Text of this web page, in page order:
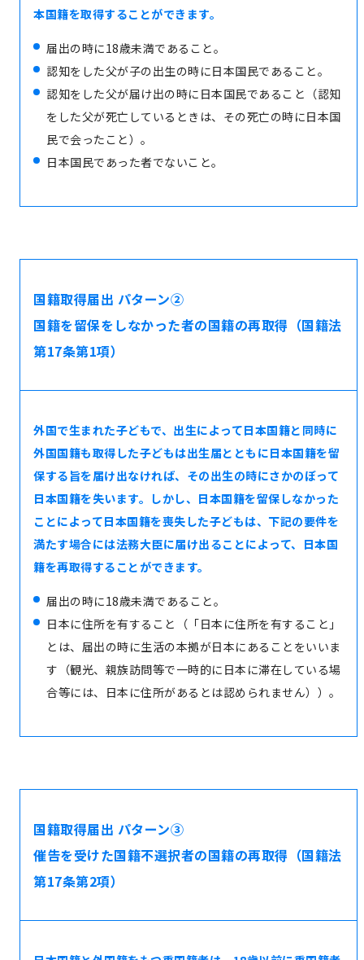
本国籍を取得することができます。
届出の時に18歳未満であること。
認知をした父が子の出生の時に日本国民であること。
認知をした父が届け出の時に日本国民であること（認知
をした父が死亡しているときは、その死亡の時に日本国
民で会ったこと）。
日本国民であった者でないこと。
国籍取得届出 パターン②
国籍を留保をしなかった者の国籍の再取得（国籍法
第17条第1項）
外国で生まれた子どもで、出生によって日本国籍と同時に
外国国籍も取得した子どもは出生届とともに日本国籍を留
保する旨を届け出なければ、その出生の時にさかのぼって
日本国籍を失います。しかし、日本国籍を留保しなかった
ことによって日本国籍を喪失した子どもは、下記の要件を
満たす場合には法務大臣に届け出ることによって、日本国
籍を再取得することができます。
届出の時に18歳未満であること。
日本に住所を有すること（「日本に住所を有すること」
とは、届出の時に生活の本拠が日本にあることをいいま
す（観光、親族訪問等で一時的に日本に滞在している場
合等には、日本に住所があるとは認められません））。
国籍取得届出 パターン③
催告を受けた国籍不選択者の国籍の再取得（国籍法
第17条第2項）